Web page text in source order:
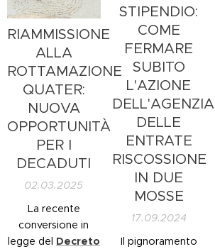
immobili, i beni
simbolo della
stabilità familiare.
Ricevere una
comunicazione
iscrizione
ipotecaria
significa vivere
l'incubo che il
proprio immobile
con ripercussioni
sulla serenità...
contribuente.
L'idea che la
propri immobili
possano essere
"segnati" con un
vincolo così
pesante genera
ansia, senso di
precarietà e
spesso conflitti
familiari.
RIAMMISSIONE
ALLA
ROTTAMAZIONE
QUATER:
NUOVA
OPPORTUNITÀ
PER I
DECADUTI
02.03.2025
La recente
conversione in
legge del Decreto
STIPENDIO:
COME
FERMARE
SUBITO
L'AZIONE
DELL'AGENZIA
DELLE
ENTRATE
RISCOSSIONE
IN DUE
MOSSE
17.09.2024
Il pignoramento